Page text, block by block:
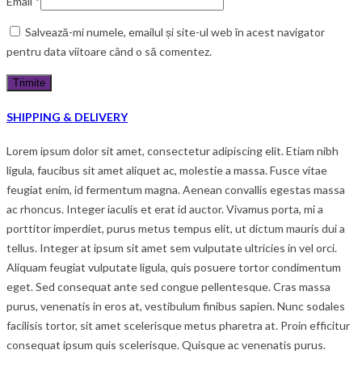
Salvează-mi numele, emailul și site-ul web în acest navigator
pentru data viitoare când o să comentez.
SHIPPING & DELIVERY
Lorem ipsum dolor sit amet, consectetur adipiscing elit. Etiam nibh
ligula, faucibus sit amet aliquet ac, molestie a massa. Fusce vitae
feugiat enim, id fermentum magna. Aenean convallis egestas massa
ac rhoncus. Integer iaculis et erat id auctor. Vivamus porta, mi a
porttitor imperdiet, purus metus tempus elit, ut dictum mauris dui a
tellus. Integer at ipsum sit amet sem vulputate ultricies in vel orci.
Aliquam feugiat vulputate ligula, quis posuere tortor condimentum
eget. Sed consequat ante sed congue pellentesque. Cras massa
purus, venenatis in eros at, vestibulum finibus sapien. Nunc sodales
facilisis tortor, sit amet scelerisque metus pharetra at. Proin efficitur
consequat ipsum quis scelerisque. Quisque ac venenatis purus.